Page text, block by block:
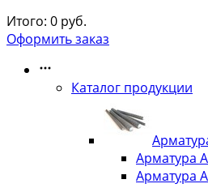
Итого: 0 руб.
Оформить заказ
Каталог продукции
Арматура
Арматура